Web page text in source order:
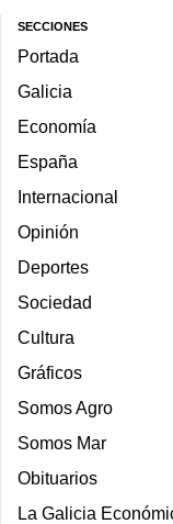
SECCIONES
Portada
Galicia
Economía
España
Internacional
Opinión
Deportes
Sociedad
Cultura
Gráficos
Somos Agro
Somos Mar
Obituarios
La Galicia